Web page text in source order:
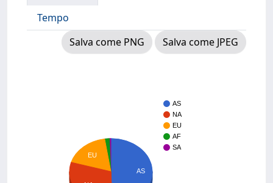
Tempo
Salva come PNG
Salva come JPEG
AS
NA
EU
AF
SA
AS
EU